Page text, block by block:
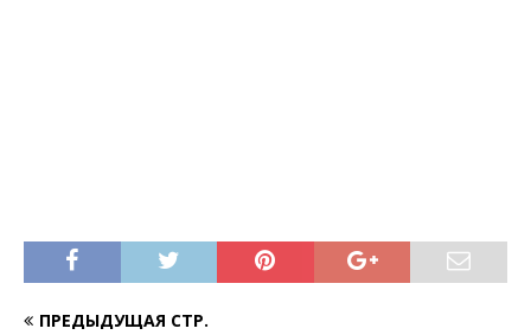
ПРЕДЫДУЩАЯ СТР.